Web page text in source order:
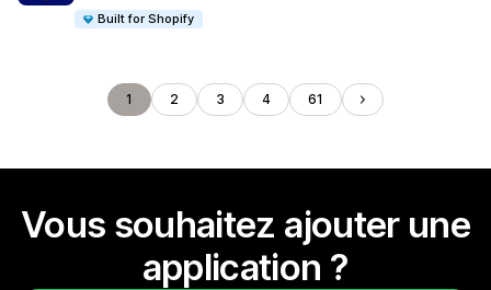
Built for Shopify
1 2 3 4 61
Vous souhaitez ajouter une
application ?